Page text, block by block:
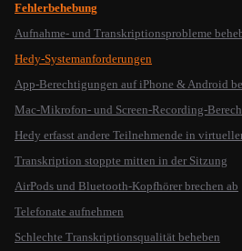
Fehlerbehebung
Aufnahme- und Transkriptionsprobleme
Hedy-Systemanforderungen
App-Berechtigungen auf iPhone & Android
Mac-Mikrofon- und Screen-Recording-
Hedy erfasst andere Teilnehmende in
Transkription stoppte mitten in der Sitzung
AirPods und Bluetooth-Kopfhörer brechen ab
Telefonate aufnehmen
Schlechte Transkriptionsqualität beheben